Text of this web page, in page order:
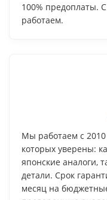
100% предоплаты.
работаем.
Мы работаем с 2010
которых уверены:
японские аналоги,
детали. Срок
месяц на